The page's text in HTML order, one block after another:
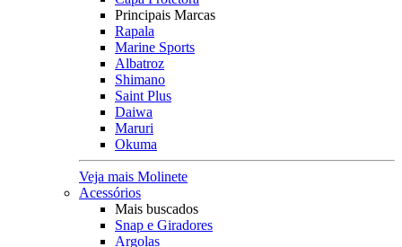
Principais Marcas
Rapala
Marine Sports
Albatroz
Shimano
Saint Plus
Daiwa
Maruri
Okuma
Veja mais Molinete
Acessórios
Mais buscados
Snap e Giradores
Argolas